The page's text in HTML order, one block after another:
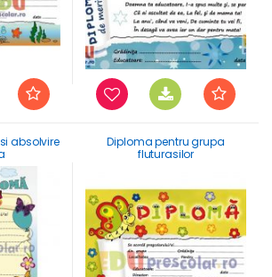
absolvire
Diploma pentru grupa
fluturasilor